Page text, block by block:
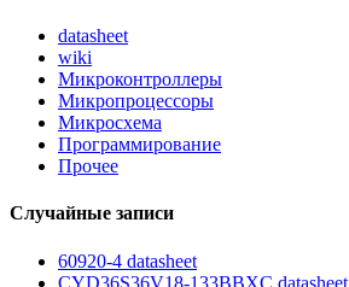
datasheet
wiki
Микроконтроллеры
Микропроцессоры
Микросхема
Программирование
Прочее
Случайные записи
60920-4 datasheet
CYD36S36V18-133BBXC datasheet